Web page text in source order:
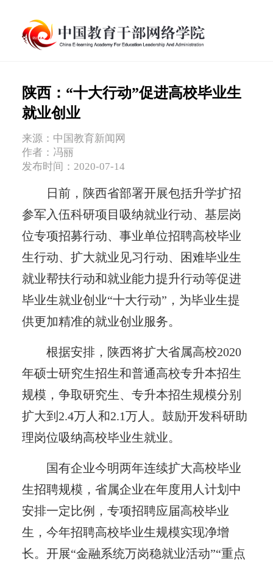
陕西：“十大行动”促进高校毕业生
就业创业
来源：中国教育新闻网
作者：冯丽
发布时间：2020-07-14
日前，陕西省部署开展包括升学扩招
参军入伍科研项目吸纳就业行动、基层岗
位专项招募行动、事业单位招聘高校毕业
生行动、扩大就业见习行动、困难毕业生
就业帮扶行动和就业能力提升行动等促进
毕业生就业创业“十大行动”，为毕业生提
供更加精准的就业创业服务。
根据安排，陕西将扩大省属高校2020
年硕士研究生招生和普通高校专升本招生
规模，争取研究生、专升本招生规模分别
扩大到2.4万人和2.1万人。鼓励开发科研助
理岗位吸纳高校毕业生就业。
国有企业今明两年连续扩大高校毕业
生招聘规模，省属企业在年度用人计划中
安排一定比例，专项招聘应届高校毕业
生，今年招聘高校毕业生规模实现净增
长。开展“金融系统万岗稳就业活动”“重点